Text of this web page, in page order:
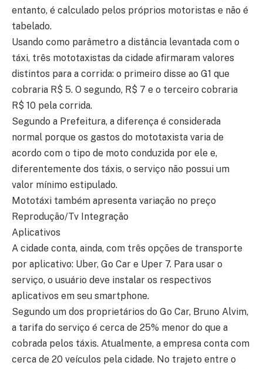
entanto, é calculado pelos próprios motoristas e não é
tabelado.
Usando como parâmetro a distância levantada com o
táxi, três mototaxistas da cidade afirmaram valores
distintos para a corrida: o primeiro disse ao G1 que
cobraria R$ 5. O segundo, R$ 7 e o terceiro cobraria
R$ 10 pela corrida.
Segundo a Prefeitura, a diferença é considerada
normal porque os gastos do mototaxista varia de
acordo com o tipo de moto conduzida por ele e,
diferentemente dos táxis, o serviço não possui um
valor mínimo estipulado.
Mototáxi também apresenta variação no preço
Reprodução/Tv Integração
Aplicativos
A cidade conta, ainda, com três opções de transporte
por aplicativo: Uber, Go Car e Uper 7. Para usar o
serviço, o usuário deve instalar os respectivos
aplicativos em seu smartphone.
Segundo um dos proprietários do Go Car, Bruno Alvim,
a tarifa do serviço é cerca de 25% menor do que a
cobrada pelos táxis. Atualmente, a empresa conta com
cerca de 20 veículos pela cidade. No trajeto entre o